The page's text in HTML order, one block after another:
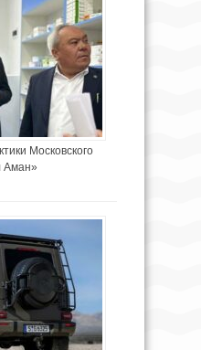
Московского
Аман»